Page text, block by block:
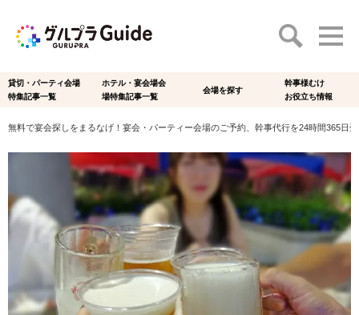
貸切・パーティ会場
特集記事一覧
ホテル・宴会場会
場特集記事一覧
会場を探す
幹事様むけ
お役立ち情報
無料で宴会探しをまるなげ！宴会・パーティー会場のご予約、幹事代行を24時間365日